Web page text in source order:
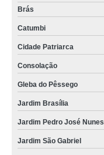
Brás
Catumbi
Cidade Patriarca
Consolação
Gleba do Pêssego
Jardim Brasília
Jardim Pedro José Nunes
Jardim São Gabriel